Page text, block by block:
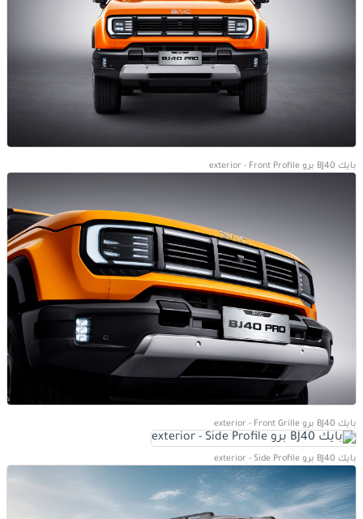
بايك BJ40 برو exterior - Front Profile
بايك BJ40 برو exterior - Front Grille
بايك BJ40 برو exterior - Side Profile